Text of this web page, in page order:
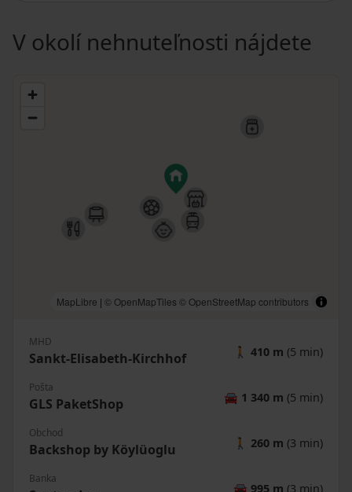
V okolí nehnuteľnosti nájdete
MapLibre | © OpenMapTiles © OpenStreetMap contributors
MHD
Sankt-Elisabeth-Kirchhof 🚶 410 m (5 min)
Pošta
GLS PaketShop 🚘 1 340 m (5 min)
Obchod
Backshop by Köylüoglu 🚶 260 m (3 min)
Banka
🚘 995 m (3 min)